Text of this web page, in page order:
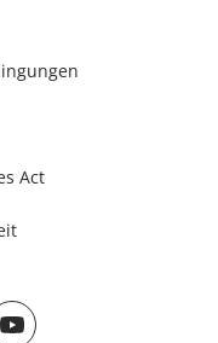
Act
rundumsbaby.de
youtube.com/